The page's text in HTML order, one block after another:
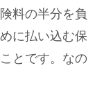
料の半分を負
に払い込む保
とです。なの